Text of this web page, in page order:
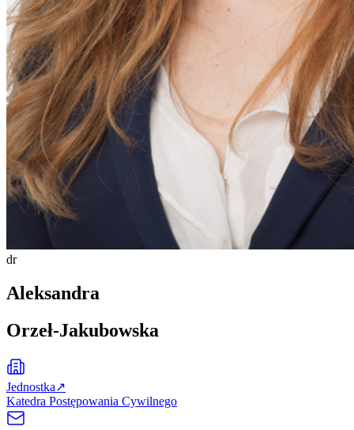
dr
Aleksandra
Orzeł-Jakubowska
Jednostka↗
Katedra Postępowania Cywilnego